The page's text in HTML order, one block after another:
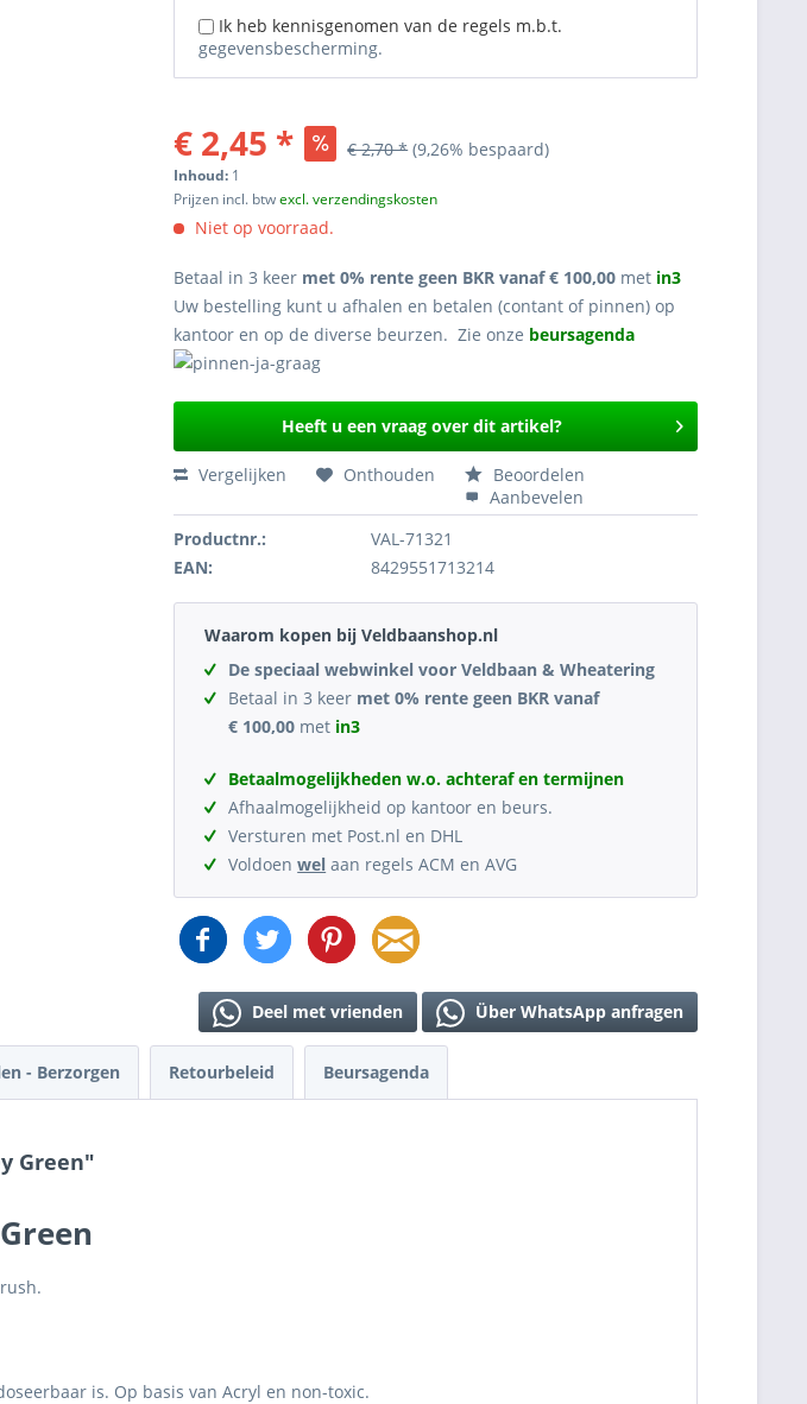
Ik heb kennisgenomen van de regels m.b.t.
gegevensbescherming.
€ 2,45 * € 2,70 * (9,26% bespaard)
Inhoud: 1
Prijzen incl. btwexcl. verzendingskosten
Niet op voorraad.
Betaal in 3 keer met 0% rente geen BKR vanaf € 100,00 met in3
Uw bestelling kunt u afhalen en betalen (contant of pinnen) op
kantoor en op de diverse beurzen. Zie onze beursagenda
Heeft u een vraag over dit artikel?
Vergelijken Onthouden
Beoordelen
Aanbevelen
Productnr.:
VAL-71321
EAN:
8429551713214
Waarom kopen bij Veldbaanshop.nl
De speciaal webwinkel voor Veldbaan & Wheatering
Betaal in 3 keer met 0% rente geen BKR vanaf
€ 100,00 met in3
Betaalmogelijkheden w.o. achteraf en termijnen
Afhaalmogelijkheid op kantoor en beurs.
Versturen met Post.nl en DHL
Voldoenwel aan regels ACM en AVG
Deel met vrienden Über WhatsApp anfragen
- Berzorgen Retourbeleid Beursagenda
Green"
is. Op basis van Acryl en non-toxic.